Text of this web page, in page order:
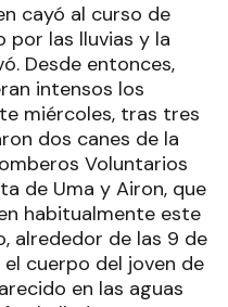
cayó al curso de
por las lluvias y la
Desde entonces,
intensos los
miércoles, tras tres
dos canes de la
Voluntarios
de Uma y Airon, que
habitualmente este
alrededor de las 9 de
cuerpo del joven de
en las aguas